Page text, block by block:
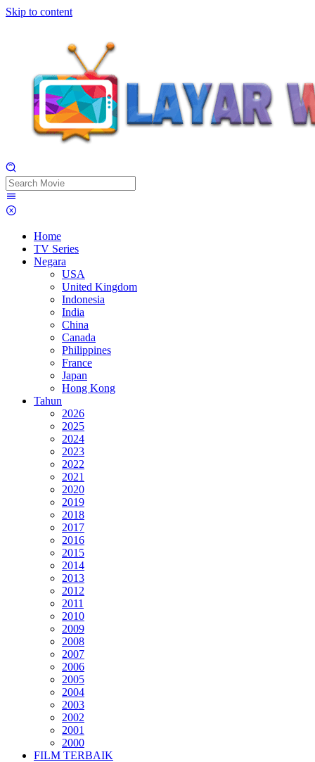
Skip to content
Home
TV Series
Negara
USA
United Kingdom
Indonesia
India
China
Canada
Philippines
France
Japan
Hong Kong
Tahun
2026
2025
2024
2023
2022
2021
2020
2019
2018
2017
2016
2015
2014
2013
2012
2011
2010
2009
2008
2007
2006
2005
2004
2003
2002
2001
2000
FILM TERBAIK